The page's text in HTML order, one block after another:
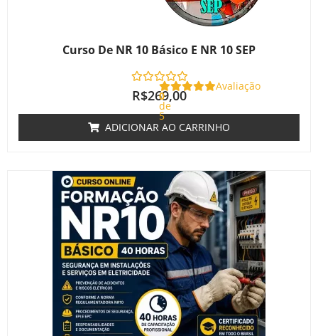
Curso De NR 10 Básico E NR 10 SEP
Avaliação
0
de
5
R$269,00
ADICIONAR AO CARRINHO